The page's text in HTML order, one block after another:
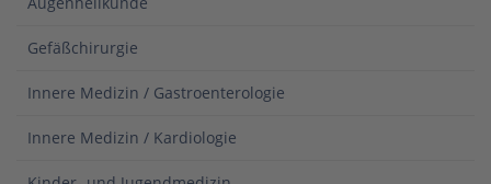
Gefäßchirurgie
Innere Medizin / Gastroenterologie
Innere Medizin / Kardiologie